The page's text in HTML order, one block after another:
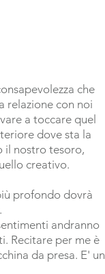
che
relazione con noi
a toccare quel
dove sta la
il nostro tesoro,
creativo.
profondo dovrà
andranno
Recitare per me è
da presa. E' un